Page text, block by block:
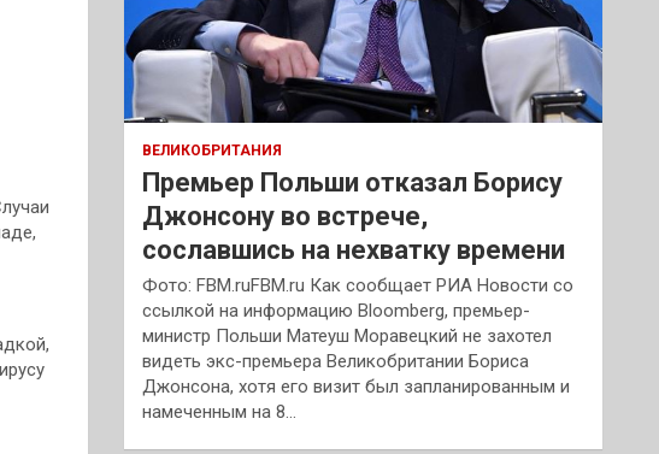
ВЕЛИКОБРИТАНИЯ
Премьер Польши отказал Борису
Джонсону во встрече,
сославшись на нехватку времени
Фото: FBM.ruFBM.ru Как сообщает РИА Новости со
ссылкой на информацию Bloomberg, премьер-
министр Польши Матеуш Моравецкий не захотел
видеть экс-премьера Великобритании Бориса
Джонсона, хотя его визит был запланированным и
намеченным на 8…